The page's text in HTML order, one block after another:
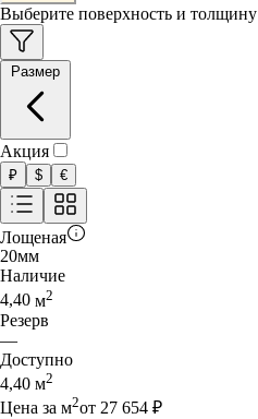
Выберите поверхность и толщину
Акция
₽ $ €
Лощеная
20мм
Наличие
4,40 м2
Резерв
—
Доступно
4,40 м2
Цена за м2от 27 654 ₽